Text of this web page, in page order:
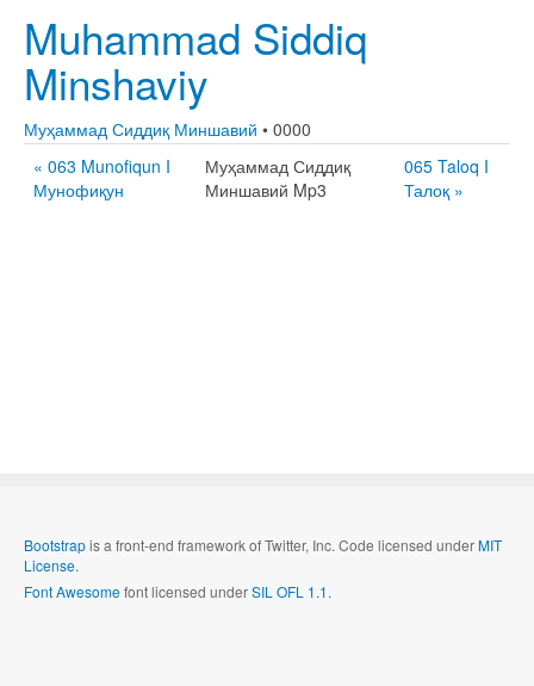
Muhammad Siddiq
Minshaviy
Муҳаммад Сиддиқ Миншавий • 0000
« 063 Munofiqun I
Мунофиқун
Муҳаммад Сиддиқ
Миншавий Mp3
065 Taloq I
Талоқ »
Bootstrapis a front-end framework of Twitter, Inc. Code licensed underMIT
License.
Font Awesomefont licensed underSIL OFL 1.1.